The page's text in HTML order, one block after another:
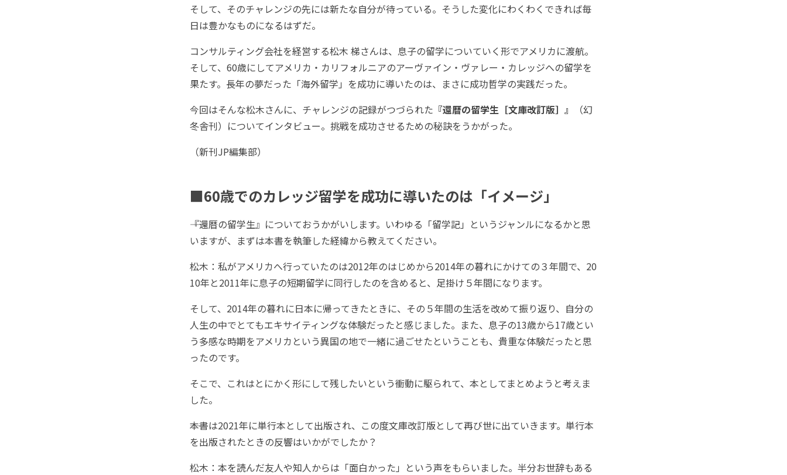
そして、そのチャレンジの先には新たな自分が待っている。そうした変化にわくわくできれば毎
日は豊かなものになるはずだ。
コンサルティング会社を経営する松木 梯さんは、息子の留学についていく形でアメリカに渡航。
そして、60歳にしてアメリカ・カリフォルニアのアーヴァイン・ヴァレー・カレッジへの留学を
果たす。長年の夢だった「海外留学」を成功に導いたのは、まさに成功哲学の実践だった。
今回はそんな松木さんに、チャレンジの記録がつづられた 『還暦の留学生［文庫改訂版］』
（幻
冬舎刊）についてインタビュー。挑戦を成功させるための秘訣をうかがった。
（新刊JP編集部）
■60歳でのカレッジ留学を成功に導いたのは「イメージ」
――『還暦の留学生』についておうかがいします。いわゆる「留学記」というジャンルになるかと思
いますが、まずは本書を執筆した経緯から教えてください。
松木：私がアメリカへ行っていたのは2012年のはじめから2014年の暮れにかけての３年間で、20
10年と2011年に息子の短期留学に同行したのを含めると、足掛け５年間になります。
そして、2014年の暮れに日本に帰ってきたときに、その５年間の生活を改めて振り返り、自分の
人生の中でとてもエキサイティングな体験だったと感じました。また、息子の13歳から17歳とい
う多感な時期をアメリカという異国の地で一緒に過ごせたということも、貴重な体験だったと思
ったのです。
そこで、これはとにかく形にして残したいという衝動に駆られて、本としてまとめようと考えま
した。
――本書は2021年に単行本として出版され、この度文庫改訂版として再び世に出ていきます。単行本
を出版されたときの反響はいかがでしたか？
松木：本を読んだ友人や知人からは「面白かった」という声をもらいました。半分お世辞もある